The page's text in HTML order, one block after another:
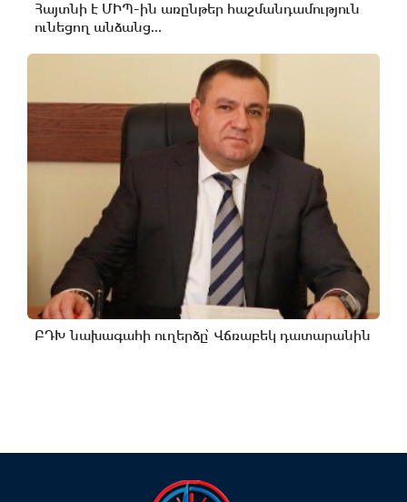
Հայտնի է ՄԻՊ-ին առընթեր հաշմանդամություն
ունեցող անձանց...
ԲԴԽ նախագահի ուղերձը՝ Վճռաբեկ դատարանին